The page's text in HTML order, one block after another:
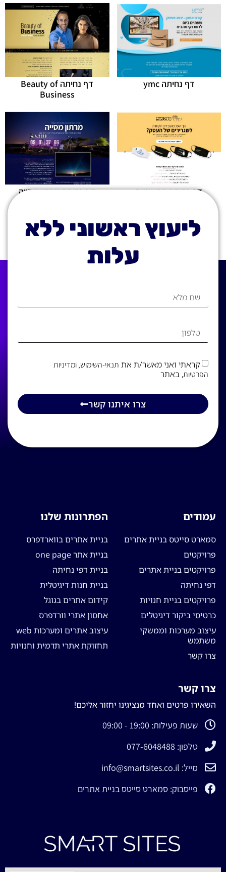
דף נחיתה ymc
דף נחיתה Beauty of
Business
דף נחיתה התאומים דף נחיתה מרתון מסייה
ליעוץ ראשוני ללא
עלות
קראתי ואני מאשר/ת את תנאי-השימוש, ומדיניות
הפרטיות, באתר
צרו איתנו קשר
עמודים
סמארט סייטס בניית אתרים
פרויקטים
פרויקטים בניית אתרים
דפי נחיתה
פרויקטים בניית חנויות
כרטיסי ביקור דיגיטלים
עיצוב מערכות וממשקי
משתמש
צרו קשר
הפתרונות שלנו
בניית אתרים בווארדפרס
בניית אתר one page
בניית דפי נחיתה
בניית חנות דיגיטלית
קידום אתרים בגוגל
אחסון אתרי וורדפרס
עיצוב אתרים ומערכות web
תחזוקת אתרי תדמית וחנויות
צרו קשר
השאירו פרטים ואחד מנציגינו יחזור אליכם!
שעות פעילות: 19:00 - 09:00
טלפון: 077-6048488
מייל: info@smartsites.co.il
פייסבוק: סמארט סייטס בניית אתרים